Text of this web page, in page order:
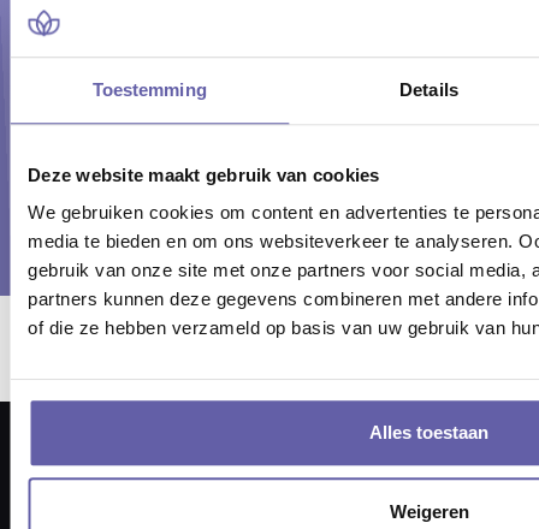
Toestemming Details
Deze website maakt gebruik van cookies
We gebruiken cookies om content en advertenties te
media te bieden en om ons websiteverkeer te analyseren.
gebruik van onze site met onze partners voor social media,
partners kunnen deze gegevens combineren met andere
of die ze hebben verzameld op basis van uw gebruik van
Alles toestaan
Weigeren
Wij staan voor jou klaar om je persoonlijk te adviseren
over een passende mediator in Urmond. Neem
chatvenster onder in beeld!
Plan je gratis oriëntatiegesprek